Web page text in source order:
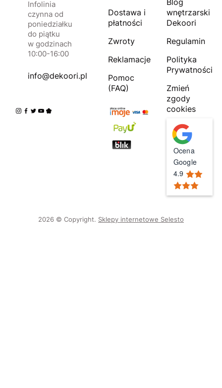
Infolinia
czynna od
poniedziałku
do piątku
w godzinach
10:00-16:00
info@dekoori.pl
Dostawa i
płatności
Zwroty
Reklamacje
Pomoc
(FAQ)
Blog
wnętrzarski
Dekoori
Regulamin
Polityka
Prywatności
Zmień
zgody
cookies
Ocena
Google
4.9
2026 © Copyright. Sklepy internetowe Selesto